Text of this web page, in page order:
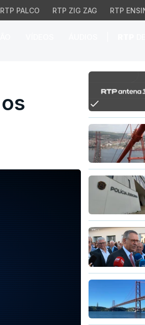
RTP PALCO RTP ZIG ZAG RTP
únicos